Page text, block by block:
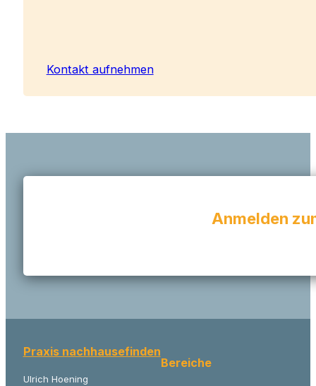
Kontakt aufnehmen
Anmelden
Praxis nachhausefinden
Ulrich Hoening
Bereiche